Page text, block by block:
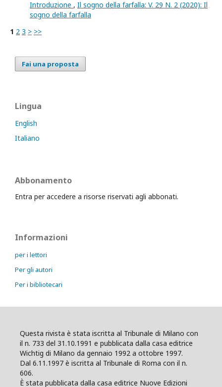
Introduzione , Il sogno della farfalla: V. 29 N. 2 (2020): Il
sogno della farfalla
1 2 3 > >>
Fai una proposta
Lingua
English
Italiano
Abbonamento
Entra per accedere a risorse riservati agli abbonati.
Informazioni
per i lettori
Per gli autori
Per i bibliotecari
Questa rivista è stata iscritta al Tribunale di Milano con
il n. 733 del 31.10.1991 e pubblicata dalla casa editrice
Wichtig di Milano da gennaio 1992 a ottobre 1997.
Dal 6.11.1997 è iscritta al Tribunale di Roma con il n.
606.
È stata pubblicata dalla casa editrice Nuove Edizioni